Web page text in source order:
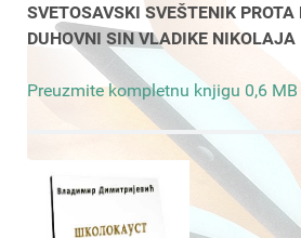
SVETOSAVSKI SVEŠTENIK
DUHOVNI SIN VLADIKE NIKOLAJA
Preuzmite kompletnu knjigu 0,6 MB